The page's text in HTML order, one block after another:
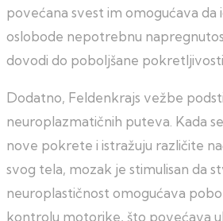
povećana svest im omogućava da
oslobode nepotrebnu
dovodi do poboljšane
Dodatno, Feldenkrajs vežbe
neuroplazmatičnih puteva. Kada
nove pokrete i istražuju različite
svog tela, mozak je stimulisan da
neuroplastičnost omogućava
kontrolu motorike, što povećava